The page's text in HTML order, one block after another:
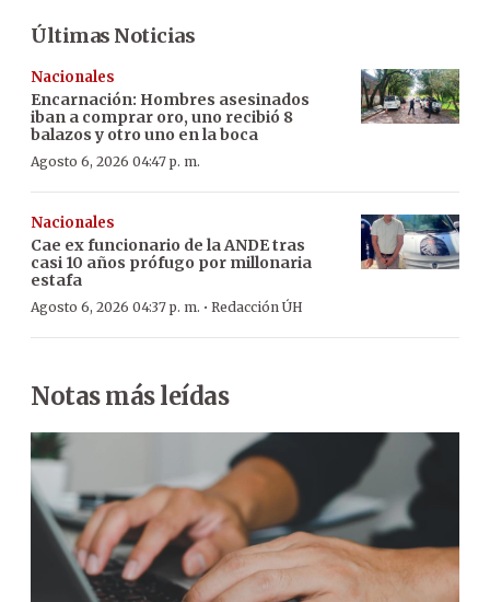
Últimas Noticias
Nacionales
Encarnación: Hombres asesinados
iban a comprar oro, uno recibió 8
balazos y otro uno en la boca
Agosto 6, 2026 04:47 p. m.
Nacionales
Cae ex funcionario de la ANDE tras
casi 10 años prófugo por millonaria
estafa
Agosto 6, 2026 04:37 p. m. · Redacción ÚH
Notas más leídas